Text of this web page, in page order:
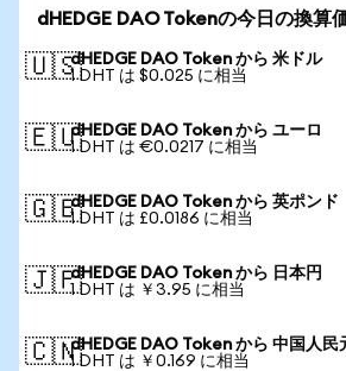
dHEDGE DAO Tokenの今日の換算
🇺🇸dHEDGE DAO Token から 米ドル
1 DHT は $0.025 に相当
🇪🇺dHEDGE DAO Token から ユーロ
1 DHT は €0.0217 に相当
🇬🇧dHEDGE DAO Token から 英ポンド
1 DHT は £0.0186 に相当
🇯🇵dHEDGE DAO Token から 日本円
1 DHT は ￥3.95 に相当
🇨🇳dHEDGE DAO Token から 中国人民
1 DHT は ￥0.169 に相当